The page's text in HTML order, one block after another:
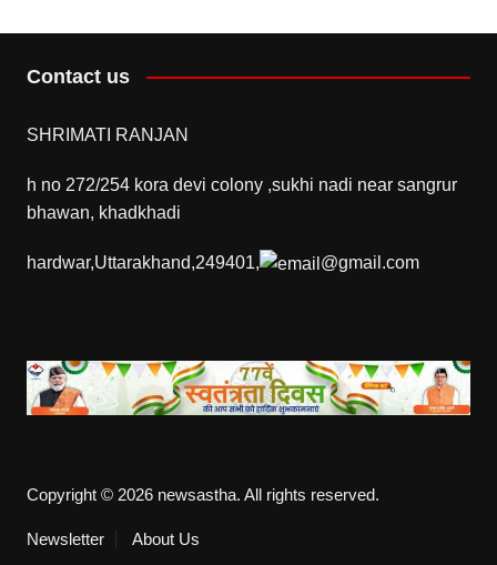
Contact us
SHRIMATI RANJAN
h no 272/254 kora devi colony ,sukhi nadi near sangrur
bhawan, khadkhadi
hardwar,Uttarakhand,249401, @gmail.com
Copyright © 2026 newsastha. All rights reserved.
Newsletter About Us